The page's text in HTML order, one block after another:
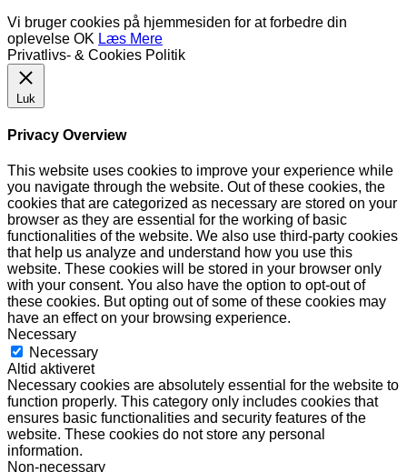
Vi bruger cookies på hjemmesiden for at forbedre din
oplevelse OK Læs Mere
Privatlivs- & Cookies Politik
Luk
Privacy Overview
This website uses cookies to improve your experience while
you navigate through the website. Out of these cookies, the
cookies that are categorized as necessary are stored on your
browser as they are essential for the working of basic
functionalities of the website. We also use third-party cookies
that help us analyze and understand how you use this
website. These cookies will be stored in your browser only
with your consent. You also have the option to opt-out of
these cookies. But opting out of some of these cookies may
have an effect on your browsing experience.
Necessary
Necessary
Altid aktiveret
Necessary cookies are absolutely essential for the website to
function properly. This category only includes cookies that
ensures basic functionalities and security features of the
website. These cookies do not store any personal
information.
Non-necessary